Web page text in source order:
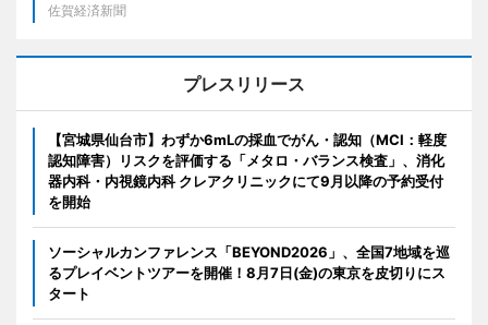
佐賀経済新聞
プレスリリース
【宮城県仙台市】わずか6mLの採血でがん・認知（MCI：軽度
認知障害）リスクを評価する「メタロ・バランス検査」、消化
器内科・内視鏡内科 クレアクリニックにて9月以降の予約受付
を開始
ソーシャルカンファレンス「BEYOND2026」、全国7地域を巡
るプレイベントツアーを開催！8月7日(金)の東京を皮切りにス
タート